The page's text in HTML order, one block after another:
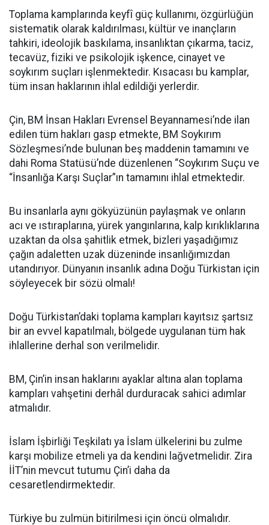
Toplama kamplarında keyfî güç kullanımı, özgürlüğün
sistematik olarak kaldırılması, kültür ve inançların
tahkiri, ideolojik baskılama, insanlıktan çıkarma, taciz,
tecavüz, fiziki ve psikolojik işkence, cinayet ve
soykırım suçları işlenmektedir. Kısacası bu kamplar,
tüm insan haklarının ihlal edildiği yerlerdir.
Çin, BM İnsan Hakları Evrensel Beyannamesi’nde ilan
edilen tüm hakları gasp etmekte, BM Soykırım
Sözleşmesi’nde bulunan beş maddenin tamamını ve
dahi Roma Statüsü’nde düzenlenen “Soykırım Suçu ve
“İnsanlığa Karşı Suçlar”ın tamamını ihlal etmektedir.
Bu insanlarla aynı gökyüzünün paylaşmak ve onların
acı ve ıstıraplarına, yürek yangınlarına, kalp kırıklıklarına
uzaktan da olsa şahitlik etmek, bizleri yaşadığımız
çağın adaletten uzak düzeninde insanlığımızdan
utandırıyor. Dünyanın insanlık adına Doğu Türkistan için
söyleyecek bir sözü olmalı!
Doğu Türkistan’daki toplama kampları kayıtsız şartsız
bir an evvel kapatılmalı, bölgede uygulanan tüm hak
ihlallerine derhal son verilmelidir.
BM, Çin’in insan haklarını ayaklar altına alan toplama
kampları vahşetini derhâl durduracak sahici adımlar
atmalıdır.
İslam İşbirliği Teşkilatı ya İslam ülkelerini bu zulme
karşı mobilize etmeli ya da kendini lağvetmelidir. Zira
İİT’nin mevcut tutumu Çin’i daha da
cesaretlendirmektedir.
Türkiye bu zulmün bitirilmesi için öncü olmalıdır.